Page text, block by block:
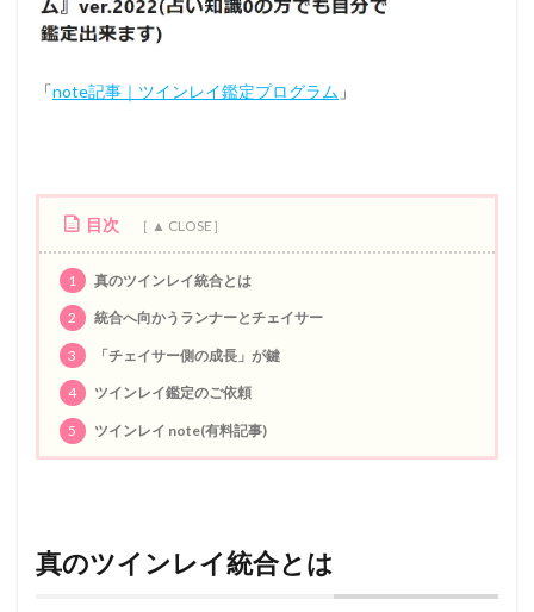
「note記事｜ツインレイ鑑定プログラム 」
目次
1 真のツインレイ統合とは
2 統合へ向かうランナーとチェイサー
3 「チェイサー側の成長」が鍵
4 ツインレイ鑑定のご依頼
5 ツインレイ note(有料記事)
真のツインレイ統合とは